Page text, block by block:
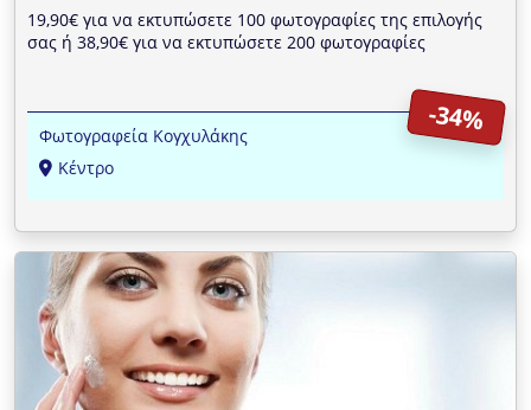
19,90€ για να εκτυπώσετε 100 φωτογραφίες της επιλογής
σας ή 38,90€ για να εκτυπώσετε 200 φωτογραφίες
-34%
Φωτογραφεία Κογχυλάκης
Κέντρο